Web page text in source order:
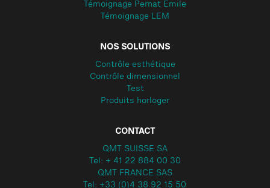
Témoignage Pernat Emile
Témoignage LEM
NOS SOLUTIONS
Contrôle esthétique
Contrôle dimensionnel
Test
Produits horloger
CONTACT
QMT SUISSE SA
Tel: + 41 22 884 00 30
QMT FRANCE SAS
Tel: +33 (0)4 38 92 15 50